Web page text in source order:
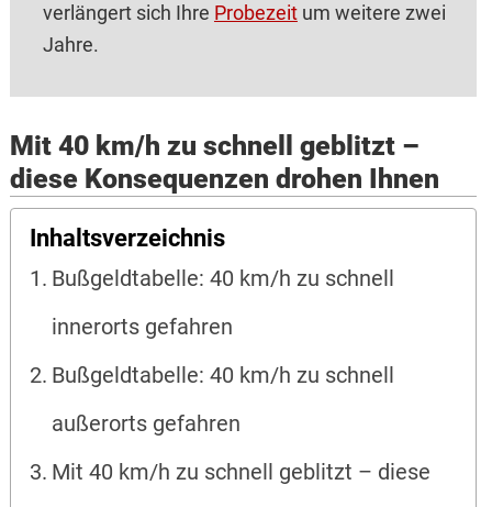
verlängert sich Ihre Probezeitum weitere zwei
Jahre.
Mit 40 km/h zu schnell geblitzt –
diese Konsequenzen drohen Ihnen
Inhaltsverzeichnis
Bußgeldtabelle: 40 km/h zu schnell
innerorts gefahren
Bußgeldtabelle: 40 km/h zu schnell
außerorts gefahren
Mit 40 km/h zu schnell geblitzt – diese